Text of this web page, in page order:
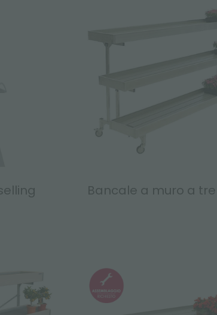
Bancale a muro a